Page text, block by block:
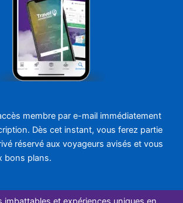
membre par e-mail immédiatement
Dès cet instant, vous ferez partie
réservé aux voyageurs avisés et vous
bons plans.